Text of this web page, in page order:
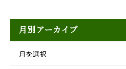
月別アーカイブ
月を選択